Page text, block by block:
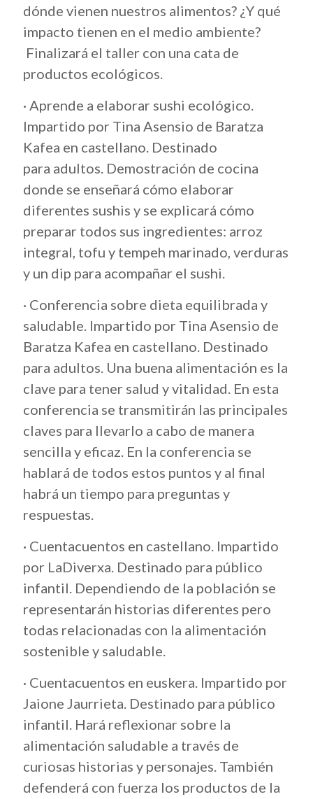
dónde vienen nuestros alimentos? ¿Y qué
impacto tienen en el medio ambiente?
Finalizará el taller con una cata de
productos ecológicos.
· Aprende a elaborar sushi ecológico.
Impartido por Tina Asensio de Baratza
Kafea en castellano. Destinado
para adultos. Demostración de cocina
donde se enseñará cómo elaborar
diferentes sushis y se explicará cómo
preparar todos sus ingredientes: arroz
integral, tofu y tempeh marinado, verduras
y un dip para acompañar el sushi.
· Conferencia sobre dieta equilibrada y
saludable. Impartido por Tina Asensio de
Baratza Kafea en castellano. Destinado
para adultos. Una buena alimentación es la
clave para tener salud y vitalidad. En esta
conferencia se transmitirán las principales
claves para llevarlo a cabo de manera
sencilla y eficaz. En la conferencia se
hablará de todos estos puntos y al final
habrá un tiempo para preguntas y
respuestas.
· Cuentacuentos en castellano. Impartido
por LaDiverxa. Destinado para público
infantil. Dependiendo de la población se
representarán historias diferentes pero
todas relacionadas con la alimentación
sostenible y saludable.
· Cuentacuentos en euskera. Impartido por
Jaione Jaurrieta. Destinado para público
infantil. Hará reflexionar sobre la
alimentación saludable a través de
curiosas historias y personajes. También
defenderá con fuerza los productos de la